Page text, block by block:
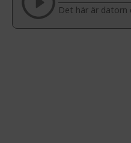
gallery
images
gallery
Det här är datorn